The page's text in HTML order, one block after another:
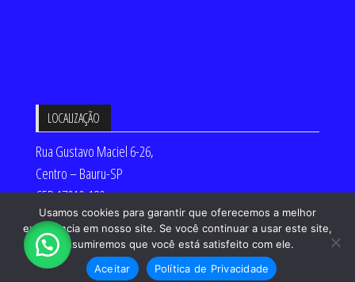
LOCALIZAÇÃO
Rua Gustavo Maciel 6-26,
Centro – Bauru-SP
CEP 17010-180
Desenvolvido por:
Usamos cookies para garantir que oferecemos a melhor
experiência em nosso site. Se você continuar a usar este site,
assumiremos que você está satisfeito com ele.
Aceitar
Política de Privacidade